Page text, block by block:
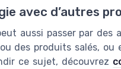
avec d’autres
aussi passer par des
des produits salés,
ce sujet, découvrez